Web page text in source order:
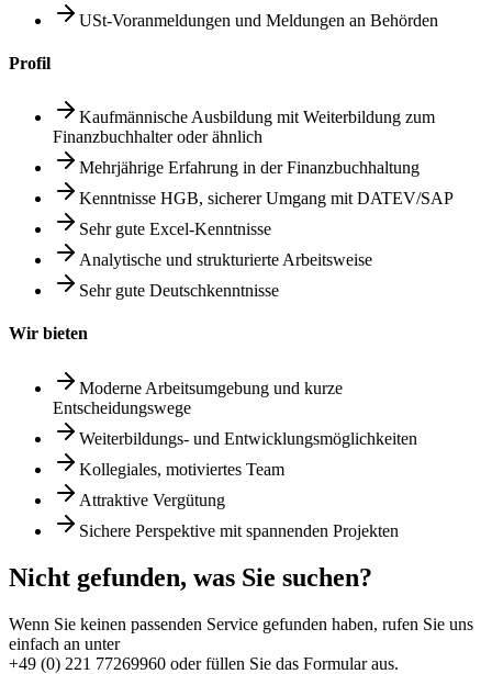
USt-Voranmeldungen und Meldungen an Behörden
Profil
Kaufmännische Ausbildung mit Weiterbildung zum
Finanzbuchhalter oder ähnlich
Mehrjährige Erfahrung in der Finanzbuchhaltung
Kenntnisse HGB, sicherer Umgang mit DATEV/SAP
Sehr gute Excel-Kenntnisse
Analytische und strukturierte Arbeitsweise
Sehr gute Deutschkenntnisse
Wir bieten
Moderne Arbeitsumgebung und kurze
Entscheidungswege
Weiterbildungs- und Entwicklungsmöglichkeiten
Kollegiales, motiviertes Team
Attraktive Vergütung
Sichere Perspektive mit spannenden Projekten
Nicht gefunden, was Sie suchen?
Wenn Sie keinen passenden Service gefunden haben, rufen Sie uns
einfach an unter
+49 (0) 221 77269960 oder füllen Sie das Formular aus.